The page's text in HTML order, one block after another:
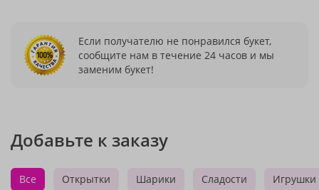
Если получателю не понравился букет,
сообщите нам в течение 24 часов и мы
заменим букет!
Добавьте к заказу
Все Открытки Шарики Сладости Игрушки